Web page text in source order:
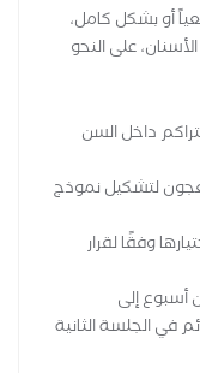
أو بشكل كامل،
على النحو
داخل السن
لتشكيل نموذج
وفقًا لقرار
أسبوع إلى
في الجلسة الثانية